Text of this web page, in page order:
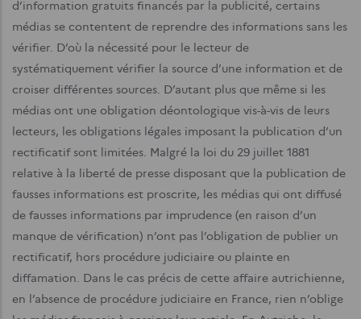
d’information gratuits financés par la publicité, certains
médias se contentent de reprendre des informations sans les
vérifier. D’où la nécessité pour le lecteur de
systématiquement vérifier la source d’une information et de
croiser différentes sources. D’autant plus que même si les
médias ont une obligation déontologique vis-à-vis de leurs
lecteurs, les obligations légales imposant la publication d’un
rectificatif sont limitées. Malgré la loi du 29 juillet 1881
relative à la liberté de presse disposant que la publication de
fausses informations est proscrite, les médias qui ont diffusé
de fausses informations par imprudence (en raison d’un
manque de vérification) n’ont pas l’obligation de publier un
rectificatif, hors procédure judiciaire ou plainte en
diffamation. Dans le cas précis de cette affaire autrichienne,
en l’absence de procédure judiciaire en France, rien n’oblige